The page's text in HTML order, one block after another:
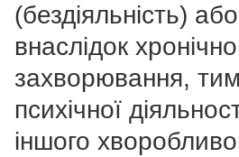
(бездіяльність)
внаслідок
захворювання,
психічної
іншого